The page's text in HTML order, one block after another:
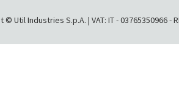
Util Industries S.p.A. | VAT: IT - 03765350966 -